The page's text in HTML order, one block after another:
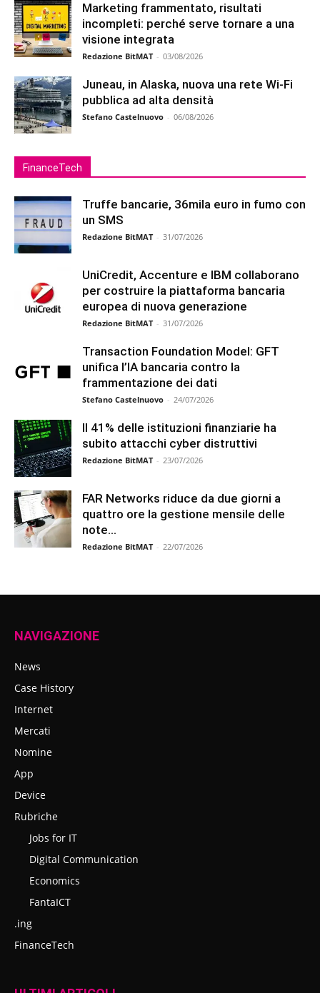
Marketing frammentato, risultati
incompleti: perché serve tornare a una
visione integrata
Redazione BitMAT - 03/08/2026
Juneau, in Alaska, nuova una rete Wi-Fi
pubblica ad alta densità
Stefano Castelnuovo - 06/08/2026
FinanceTech
Truffe bancarie, 36mila euro in fumo con
un SMS
Redazione BitMAT - 31/07/2026
UniCredit, Accenture e IBM collaborano
per costruire la piattaforma bancaria
europea di nuova generazione
Redazione BitMAT - 31/07/2026
Transaction Foundation Model: GFT
unifica l’IA bancaria contro la
frammentazione dei dati
Stefano Castelnuovo - 24/07/2026
Il 41% delle istituzioni finanziarie ha
subito attacchi cyber distruttivi
Redazione BitMAT - 23/07/2026
FAR Networks riduce da due giorni a
quattro ore la gestione mensile delle
note...
Redazione BitMAT - 22/07/2026
NAVIGAZIONE
News
Case History
Internet
Mercati
Nomine
App
Device
Rubriche
Jobs for IT
Digital Communication
Economics
FantaICT
.ing
FinanceTech